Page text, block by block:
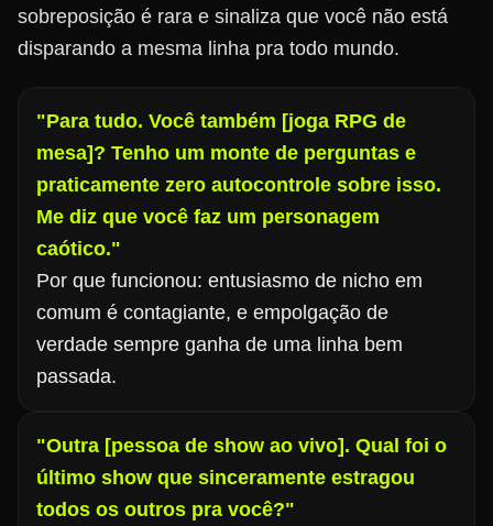
sobreposição é rara e sinaliza que você não está
disparando a mesma linha pra todo mundo.
"Para tudo. Você também [joga RPG de
mesa]? Tenho um monte de perguntas e
praticamente zero autocontrole sobre isso.
Me diz que você faz um personagem
caótico."
Por que funcionou: entusiasmo de nicho em
comum é contagiante, e empolgação de
verdade sempre ganha de uma linha bem
passada.
"Outra [pessoa de show ao vivo]. Qual foi o
último show que sinceramente estragou
todos os outros pra você?"